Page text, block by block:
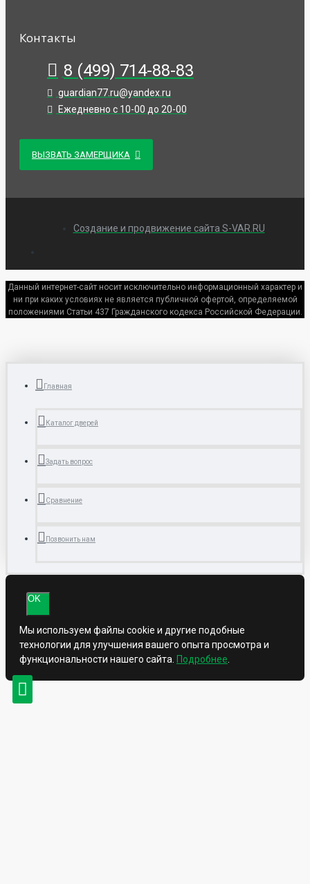
Контакты
8 (499) 714-88-83
guardian77.ru@yandex.ru
Ежедневно с 10-00 до 20-00
ВЫЗВАТЬ ЗАМЕРЩИКА
Создание и продвижение сайта S-VAR.RU
Данный интернет-сайт носит исключительно информационный характер и
ни при каких условиях не является публичной офертой, определяемой
положениями Статьи 437 Гражданского кодекса Российской Федерации.
Главная
Каталог дверей
Задать вопрос
Сравнение
Позвонить нам
OK
Мы используем файлы cookie и другие подобные
технологии для улучшения вашего опыта просмотра и
функциональности нашего сайта. Подробнее